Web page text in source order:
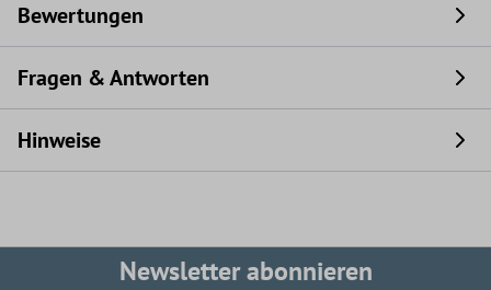
Bewertungen
Fragen & Antworten
Hinweise
Newsletter abonnieren